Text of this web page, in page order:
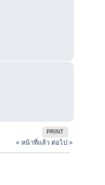
PRINT
« หน้าที่แล้ว ต่อไป »